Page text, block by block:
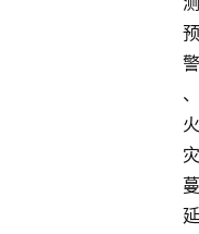
预
警
、
火
灾
蔓
延